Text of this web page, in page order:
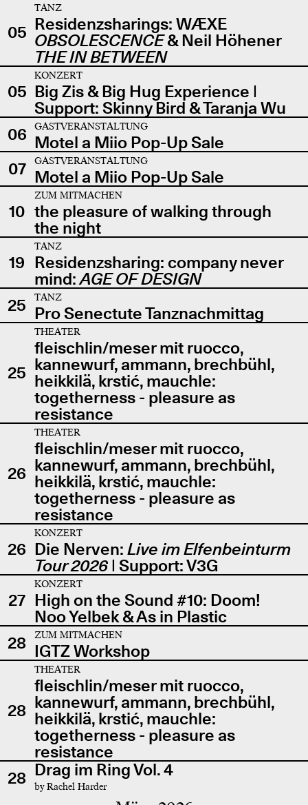
05
TANZ
Residenzsharings: WÆXE
OBSOLESCENCE& Neil Höhener
THE IN BETWEEN
05
KONZERT
Big Zis & Big Hug Experience |
Support: Skinny Bird & Taranja Wu
06
GASTVERANSTALTUNG
Motel a Miio Pop-Up Sale
07
GASTVERANSTALTUNG
Motel a Miio Pop-Up Sale
10
ZUM MITMACHEN
the pleasure of walking through
the night
19
TANZ
Residenzsharing: company never
mind:AGE OF DESIGN
25
TANZ
Pro Senectute Tanznachmittag
25
THEATER
fleischlin/meser mit ruocco,
kannewurf, ammann, brechbühl,
heikkilä, krstić, mauchle:
togetherness - pleasure as
resistance
26
THEATER
fleischlin/meser mit ruocco,
kannewurf, ammann, brechbühl,
heikkilä, krstić, mauchle:
togetherness - pleasure as
resistance
26
KONZERT
Die Nerven: Live im Elfenbeinturm
Tour 2026| Support: V3G
27
KONZERT
High on the Sound #10: Doom!
Noo Yelbek & As in Plastic
28
ZUM MITMACHEN
IGTZ Workshop
28
THEATER
fleischlin/meser mit ruocco,
kannewurf, ammann, brechbühl,
heikkilä, krstić, mauchle:
togetherness - pleasure as
resistance
28 Drag im Ring Vol. 4
by Rachel Harder